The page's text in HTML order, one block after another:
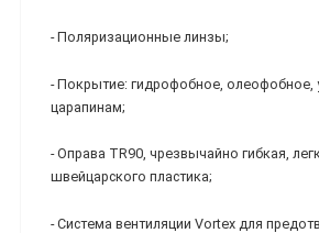
- Поляризационные линзы;
- Покрытие: гидрофобное, олеофобное,
царапинам;
- Оправа TR90, чрезвычайно гибкая,
швейцарского пластика;
- Система вентиляции Vortex для